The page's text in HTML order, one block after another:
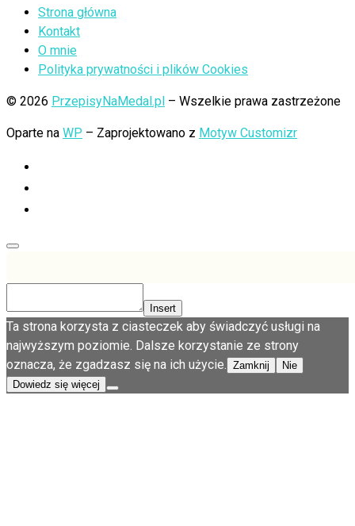
Strona główna
Kontakt
O mnie
Polityka prywatności i plików Cookies
© 2026 PrzepisyNaMedal.pl – Wszelkie prawa zastrzeżone
Oparte na WP – Zaprojektowano z Motyw Customizr
Insert
Ta strona korzysta z ciasteczek aby świadczyć usługi na
najwyższym poziomie. Dalsze korzystanie ze strony
oznacza, że zgadzasz się na ich użycie. Zamknij
Nie
Dowiedz się więcej